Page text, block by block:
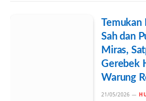
Temukan
Sah dan
Miras,
Gerebek
Warung
21/05/2026